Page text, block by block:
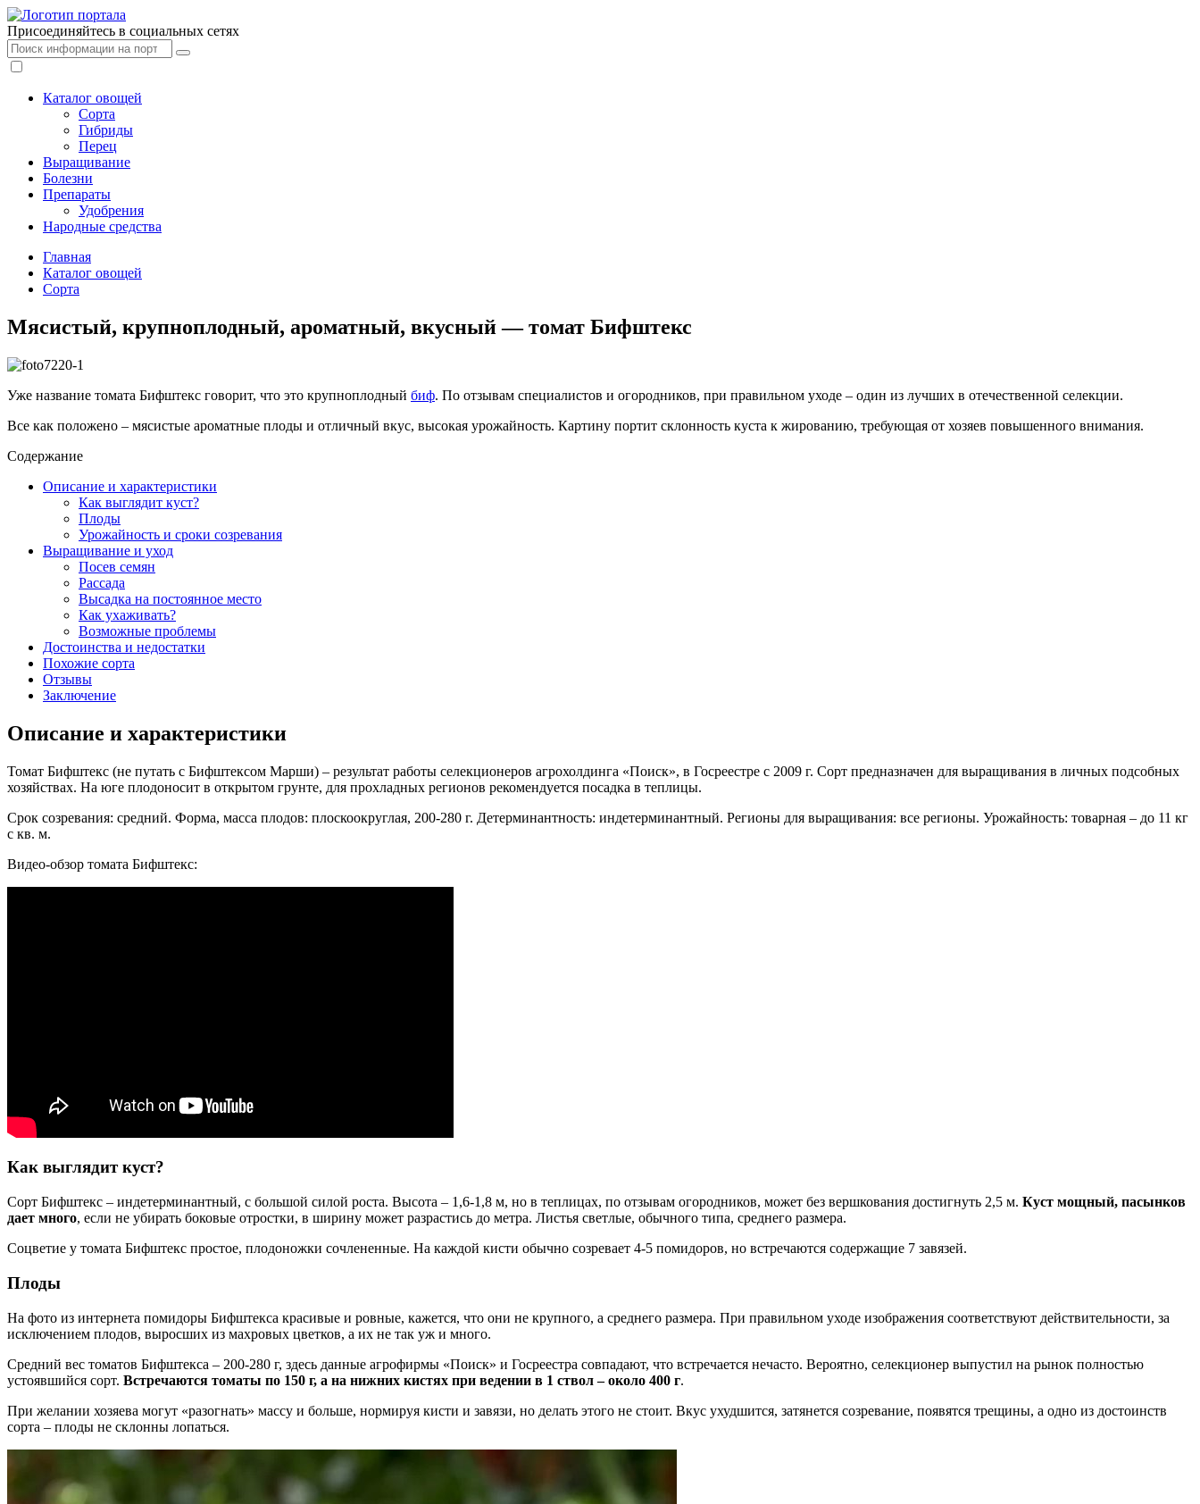
Присоединяйтесь в социальных сетях
Каталог овощей
Сорта
Гибриды
Перец
Выращивание
Болезни
Препараты
Удобрения
Народные средства
Главная
Каталог овощей
Сорта
Мясистый, крупноплодный, ароматный, вкусный — томат Бифштекс
Уже название томата Бифштекс говорит, что это крупноплодный биф. По отзывам специалистов и огородников, при правильном уходе – один из лучших в отечественной селекции.
Все как положено – мясистые ароматные плоды и отличный вкус, высокая урожайность. Картину портит склонность куста к жированию, требующая от хозяев повышенного внимания.
Содержание
Описание и характеристики
Как выглядит куст?
Плоды
Урожайность и сроки созревания
Выращивание и уход
Посев семян
Рассада
Высадка на постоянное место
Как ухаживать?
Возможные проблемы
Достоинства и недостатки
Похожие сорта
Отзывы
Заключение
Описание и характеристики
Томат Бифштекс (не путать с Бифштексом Марши) – результат работы селекционеров агрохолдинга «Поиск», в Госреестре с 2009 г. Сорт предназначен для выращивания в личных подсобных
хозяйствах. На юге плодоносит в открытом грунте, для прохладных регионов рекомендуется посадка в теплицы.
Срок созревания: средний. Форма, масса плодов: плоскоокруглая, 200-280 г. Детерминантность: индетерминантный. Регионы для выращивания: все регионы. Урожайность: товарная – до 11 кг
с кв. м.
Видео-обзор томата Бифштекс:
Как выглядит куст?
Сорт Бифштекс – индетерминантный, с большой силой роста. Высота – 1,6-1,8 м, но в теплицах, по отзывам огородников, может без вершкования достигнуть 2,5 м. Куст мощный, пасынков
дает много, если не убирать боковые отростки, в ширину может разрастись до метра. Листья светлые, обычного типа, среднего размера.
Соцветие у томата Бифштекс простое, плодоножки сочлененные. На каждой кисти обычно созревает 4-5 помидоров, но встречаются содержащие 7 завязей.
Плоды
На фото из интернета помидоры Бифштекса красивые и ровные, кажется, что они не крупного, а среднего размера. При правильном уходе изображения соответствуют действительности, за
исключением плодов, выросших из махровых цветков, а их не так уж и много.
Средний вес томатов Бифштекса – 200-280 г, здесь данные агрофирмы «Поиск» и Госреестра совпадают, что встречается нечасто. Вероятно, селекционер выпустил на рынок полностью
устоявшийся сорт. Встречаются томаты по 150 г, а на нижних кистях при ведении в 1 ствол – около 400 г.
При желании хозяева могут «разогнать» массу и больше, нормируя кисти и завязи, но делать этого не стоит. Вкус ухудшится, затянется созревание, появятся трещины, а одно из достоинств
сорта – плоды не склонны лопаться.